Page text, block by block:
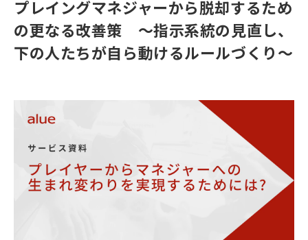
プレイングマネジャーから脱却するため
の更なる改善策 ～指示系統の見直し、
下の人たちが自ら動けるルールづくり～